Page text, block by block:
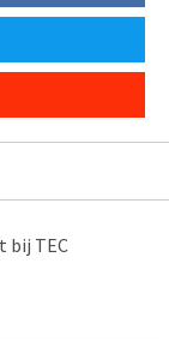
bij TEC